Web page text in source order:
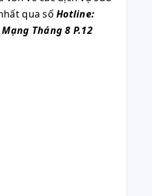
qua sốHotline:
Tháng 8 P.12